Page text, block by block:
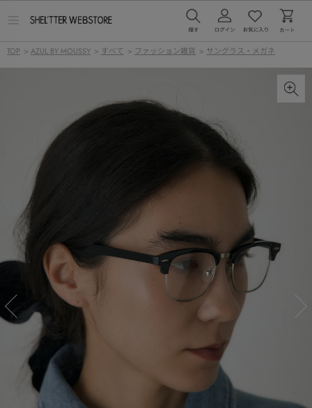
ー
を
TOP > AZUL BY MOUSSY > すべて > ファッション雑貨 > サングラス・メガネ